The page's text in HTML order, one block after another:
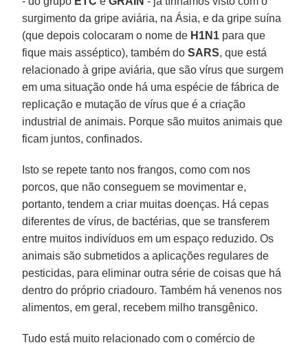
surgimento da gripe aviária, na Ásia, e da gripe suína
(que depois colocaram o nome de H1N1 para que
fique mais asséptico), também doSARS, que está
relacionado à gripe aviária, que são vírus que surgem
em uma situação onde há uma espécie de fábrica de
replicação e mutação de vírus que é a criação
industrial de animais. Porque são muitos animais que
ficam juntos, confinados.
Isto se repete tanto nos frangos, como com nos
porcos, que não conseguem se movimentar e,
portanto, tendem a criar muitas doenças. Há cepas
diferentes de vírus, de bactérias, que se transferem
entre muitos indivíduos em um espaço reduzido. Os
animais são submetidos a aplicações regulares de
pesticidas, para eliminar outra série de coisas que há
dentro do próprio criadouro. Também há venenos nos
alimentos, em geral, recebem milho transgênico.
Tudo está muito relacionado com o comércio de